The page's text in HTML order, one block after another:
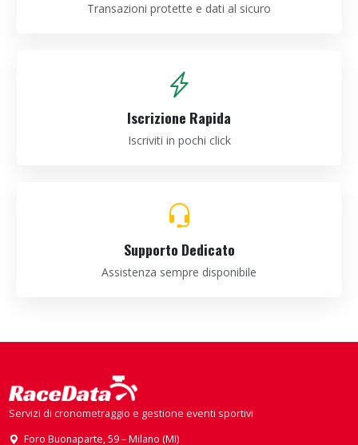
Transazioni protette e dati al sicuro
Iscrizione Rapida
Iscriviti in pochi click
Supporto Dedicato
Assistenza sempre disponibile
Servizi di cronometraggio e gestione eventi sportivi
Foro Buonaparte, 59 – Milano (MI)